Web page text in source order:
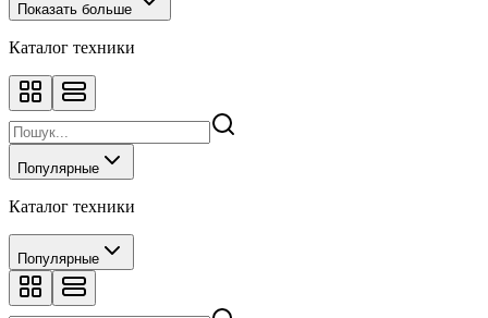
Показать больше
Каталог техники
Популярные
Каталог техники
Популярные